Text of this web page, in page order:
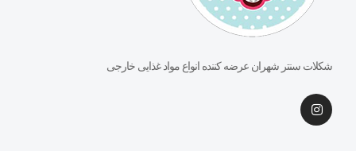
شکلات سنتر شهران عرضه کننده انواع مواد غذایی خارجی